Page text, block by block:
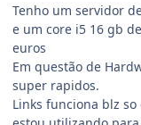
Tenho um servidor
e um core i5 16 gb
euros
Em questão de
super rapidos.
Links funciona blz